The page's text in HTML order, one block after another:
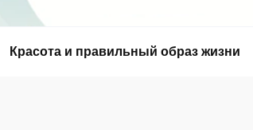
Красота и правильный образ жизни